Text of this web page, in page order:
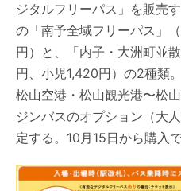
ジタルフリーパス」を販売
の「南予全域フリーパス」
円）と、「内子・大洲町並
円、小児1,420円）の2種類
松山空港・松山観光港〜松
ジンバスのオプション（大
定する。10月15日から購入で